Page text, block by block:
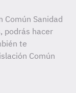
Común Sanidad
podrás hacer
te
Común